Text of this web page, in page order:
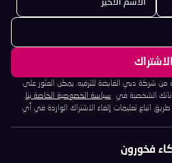
شركة دبي القابضة للترفيه. يمكن العثور على
الشخصية في
سياسة الخصوصية الخاصة بنا.
تعليمات إلغاء الاشتراك الواردة في أي
فخورون